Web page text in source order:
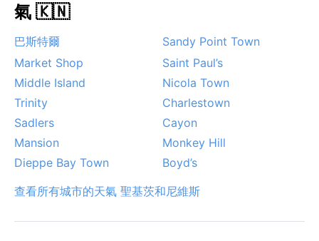
氣 🇰🇳
巴斯特爾
Sandy Point Town
Market Shop
Saint Paul’s
Middle Island
Nicola Town
Trinity
Charlestown
Sadlers
Cayon
Mansion
Monkey Hill
Dieppe Bay Town
Boyd’s
查看所有城市的天氣 聖基茨和尼維斯